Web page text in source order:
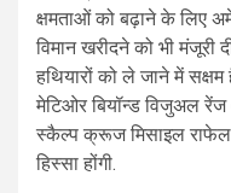
क्षमताओं को बढ़ाने के लिए
विमान खरीदने को भी मंजूरी
हथियारों को ले जाने में सक्षम
मेटिओर बियॉन्ड विजुअल
स्कैल्प क्रूज मिसाइल राफेल
हिस्सा होंगी.